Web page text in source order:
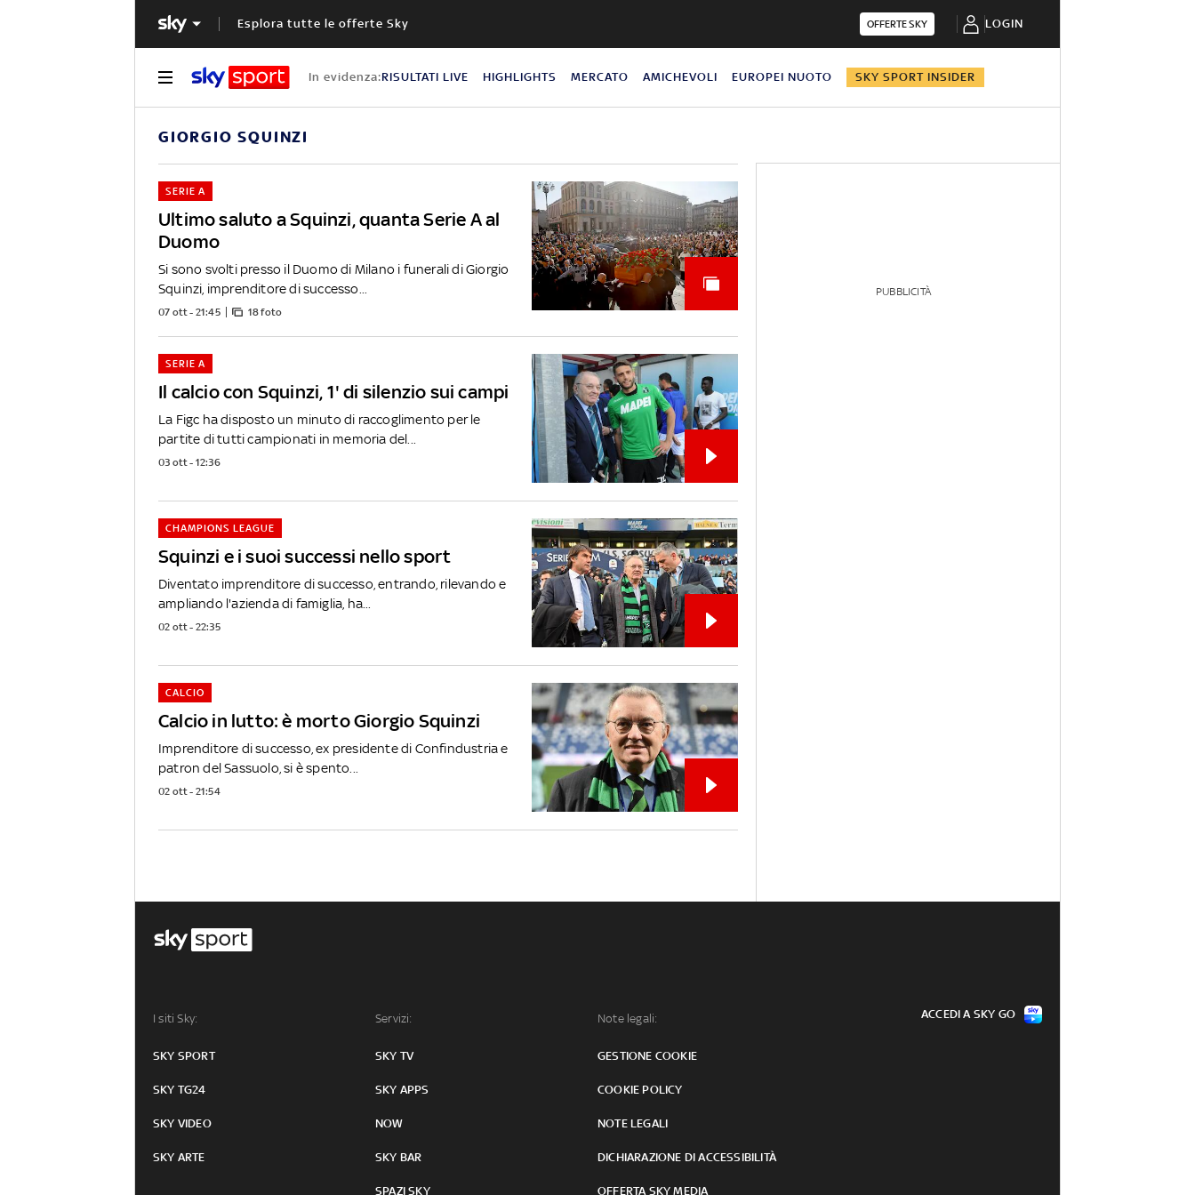
Esplora tutte le offerte Sky OFFERTE SKY LOGIN
In evidenza:RISULTATI LIVE HIGHLIGHTS MERCATO AMICHEVOLI EUROPEI NUOTO SKY SPORT INSIDER
GIORGIO SQUINZI
Ultimo saluto a Squinzi, quanta Serie A al
Duomo
SERIE A
Si sono svolti presso il Duomo di Milano i funerali di Giorgio
Squinzi, imprenditore di successo...
07 ott - 21:45 18 foto
Il calcio con Squinzi, 1' di silenzio sui campi
SERIE A
La Figc ha disposto un minuto di raccoglimento per le
partite di tutti campionati in memoria del...
03 ott - 12:36
Squinzi e i suoi successi nello sport
CHAMPIONS LEAGUE
Diventato imprenditore di successo, entrando, rilevando e
ampliando l'azienda di famiglia, ha...
02 ott - 22:35
Calcio in lutto: è morto Giorgio Squinzi
CALCIO
Imprenditore di successo, ex presidente di Confindustria e
patron del Sassuolo, si è spento...
02 ott - 21:54
PUBBLICITÀ
I siti Sky:
SKY SPORT
SKY TG24
SKY VIDEO
SKY ARTE
Servizi:
SKY TV
SKY APPS
NOW
SKY BAR
SPAZI SKY
Note legali:
GESTIONE COOKIE
COOKIE POLICY
NOTE LEGALI
DICHIARAZIONE DI ACCESSIBILITÀ
OFFERTA SKY MEDIA
ACCEDI A SKY GO